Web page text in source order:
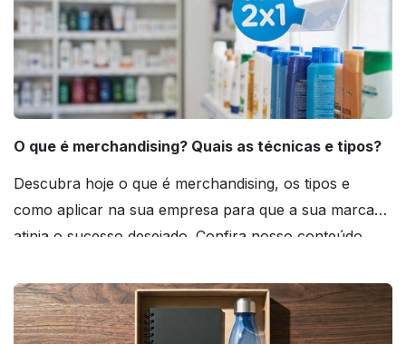
O que é merchandising? Quais as técnicas e tipos?
Descubra hoje o que é merchandising, os tipos e
como aplicar na sua empresa para que a sua marca
atinja o sucesso desejado. Confira nosso conteúdo